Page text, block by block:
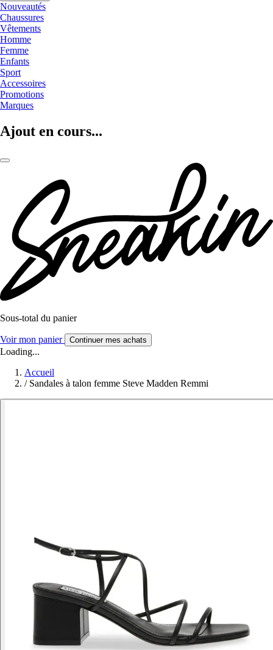
Nouveautés
Chaussures
Vêtements
Homme
Femme
Enfants
Sport
Accessoires
Promotions
Marques
Ajout en cours...
Sous-total du panier
Voir mon panier Continuer mes achats
Loading...
Accueil
/ Sandales à talon femme Steve Madden Remmi